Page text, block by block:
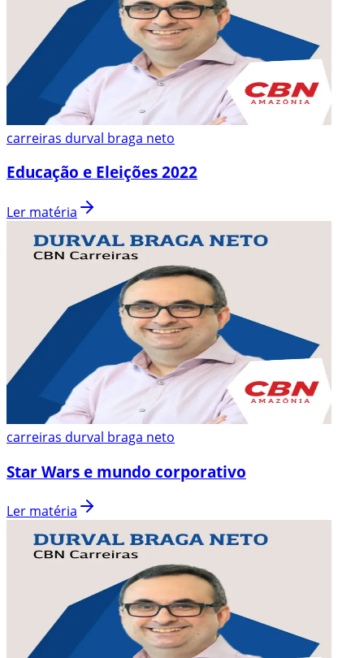
carreiras durval braga neto
Educação e Eleições 2022
Ler matéria
carreiras durval braga neto
Star Wars e mundo corporativo
Ler matéria